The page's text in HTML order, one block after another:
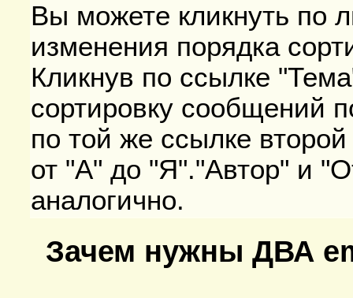
Вы можете кликнуть по
изменения порядка
Кликнув по ссылке
сортировку сообщений
по той же ссылке
от "А" до "Я"."Автор" и
аналогично.
Зачем нужны ДВА